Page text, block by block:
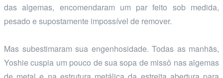
das algemas, encomendaram um par feito sob medida,
pesado e supostamente impossível de remover.
Mas subestimaram sua engenhosidade. Todas as manhãs,
Yoshie cuspia um pouco de sua sopa de missô nas algemas